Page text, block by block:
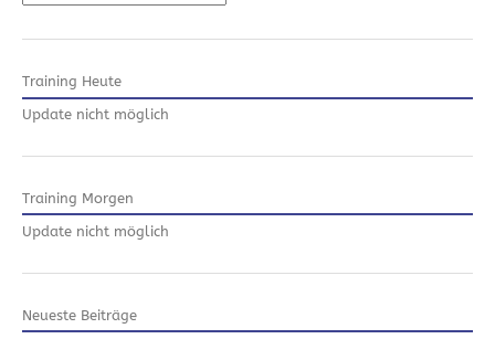
Training Heute
Update nicht möglich
Training Morgen
Update nicht möglich
Neueste Beiträge